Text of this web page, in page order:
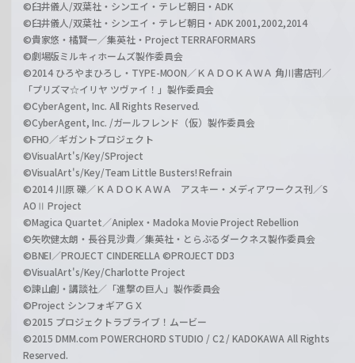
©臼井儀人/双葉社・シンエイ・テレビ朝日・ADK
©臼井儀人/双葉社・シンエイ・テレビ朝日・ADK 2001,2002,2014
©貴家悠・橘賢一／集英社・Project TERRAFORMARS
©劇場版ミルキィホームズ製作委員会
©2014 ひろやまひろし・TYPE-MOON／ＫＡＤＯＫＡＷＡ 角川書店刊／
「プリズマ☆イリヤ ツヴァイ！」製作委員会
©CyberAgent, Inc. All Rights Reserved.
©CyberAgent, Inc. /ガールフレンド（仮）製作委員会
©FHO／ギガントプロジェクト
©VisualArt's/Key/SProject
©VisualArt's/Key/Team Little Busters! Refrain
©2014 川原 礫／ＫＡＤＯＫＡＷＡ アスキー・メディアワークス刊／S
AOⅡ Project
©Magica Quartet／Aniplex・Madoka Movie Project Rebellion
©矢吹健太朗・長谷見沙貴／集英社・とらぶるダークネス製作委員会
©BNEI／PROJECT CINDERELLA ©PROJECT DD3
©VisualArt's/Key/Charlotte Project
©諫山創・講談社／「進撃の巨人」製作委員会
©Project シンフォギアＧＸ
©2015 プロジェクトラブライブ！ムービー
©2015 DMM.com POWERCHORD STUDIO / C2 / KADOKAWA All Rights
Reserved.